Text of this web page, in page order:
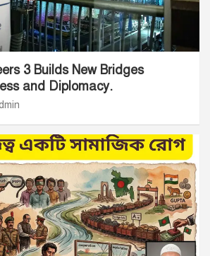
3 Builds New Bridges
and Diplomacy.